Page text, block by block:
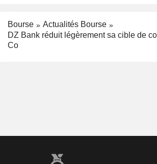
Bourse
Actualités Bourse
DZ Bank réduit légèrement sa cible de
Co